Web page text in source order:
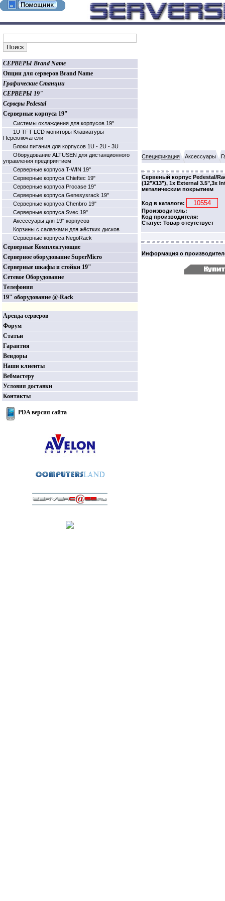
СЕРВЕРЫ Brand Name
Опции для серверов Brand Name
Графические Станции
СЕРВЕРЫ 19"
Серверы Pedestal
Серверные корпуса 19"
Системы охлаждения для корпусов 19"
1U TFT LCD мониторы Клавиатуры
Переключатели
Блоки питания для корпусов 1U - 2U - 3U
Оборудование ALTUSEN для дистанционного
управления предприятием
Серверные корпуса T-WIN 19"
Серверные корпуса Chieftec 19"
Серверные корпуса Procase 19"
Серверные корпуса Genesysrack 19"
Серверные корпуса Сhenbro 19"
Серверные корпуса Svec 19"
Аксессуары для 19" корпусов
Корзины c салазками для жёстких дисков
Серверные корпуса NegoRack
Серверные Комплектующие
Серверное оборудование SuperMicro
Серверные шкафы и стойки 19"
Сетевое Оборудование
Телефония
19" оборудование @-Rack
Аренда серверов
Форум
Статьи
Гарантия
Вендоры
Наши клиенты
Вебмастеру
Условия доставки
Контакты
PDA версия сайта
Спецификация Аксессуары
Сервеный корпус Pedestal/
(12"X13"), 1x External 3.5",3x
металическим покрытием
Код в каталоге:
Производитель:
Код производителя:
Статус: Товар отсутствует
Информация о